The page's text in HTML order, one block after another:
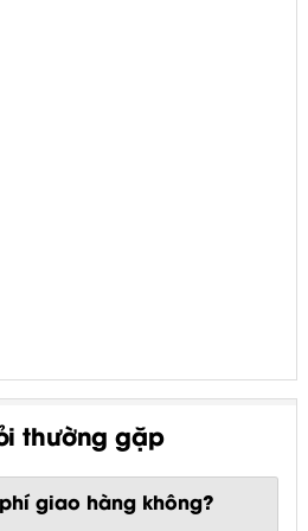
thường gặp
giao hàng không?